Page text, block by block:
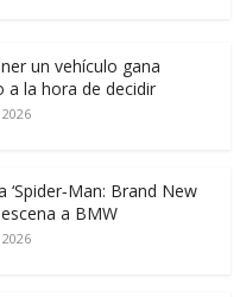
un vehículo gana
a la hora de decidir
‘Spider‑Man: Brand New
a BMW